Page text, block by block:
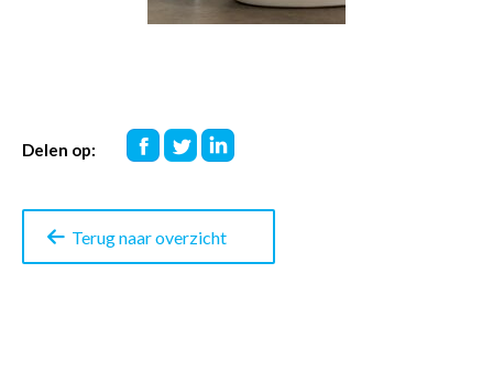
Delen op:
Deel
Facebook
Deel
TwitterLinkedIn
Terug naar overzicht